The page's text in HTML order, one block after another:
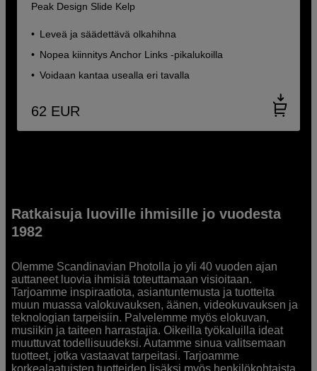
Peak Design Slide Kelp
Leveä ja säädettävä olkahihna
Nopea kiinnitys Anchor Links -pikalukoilla
Voidaan kantaa usealla eri tavalla
62 EUR
Ratkaisuja luoville ihmisille jo vuodesta
1982
Olemme Scandinavian Photolla jo yli 40 vuoden ajan
auttaneet luovia ihmisiä toteuttamaan visioitaan.
Tarjoamme inspiraatiota, asiantuntemusta ja tuotteita
muun muassa valokuvauksen, äänen, videokuvauksen ja
teknologian tarpeisiin. Palvelemme myös elokuvan,
musiikin ja taiteen harrastajia. Oikeilla työkaluilla ideat
muuttuvat todellisuudeksi. Autamme sinua valitsemaan
tuotteet, jotka vastaavat tarpeitasi. Tarjoamme
korkealaatuisten tuotteiden lisäksi myös henkilökohtaista